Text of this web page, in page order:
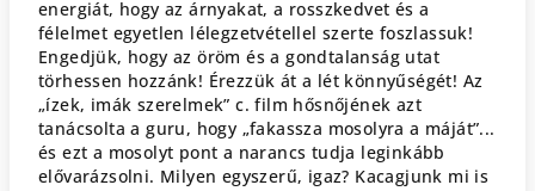
energiát, hogy az árnyakat, a rosszkedvet és a
félelmet egyetlen lélegzetvétellel szerte foszlassuk!
Engedjük, hogy az öröm és a gondtalanság utat
törhessen hozzánk! Érezzük át a lét könnyűségét! Az
„ízek, imák szerelmek” c. film hősnőjének azt
tanácsolta a guru, hogy „fakassza mosolyra a máját”...
és ezt a mosolyt pont a narancs tudja leginkább
elővarázsolni. Milyen egyszerű, igaz? Kacagjunk mi is